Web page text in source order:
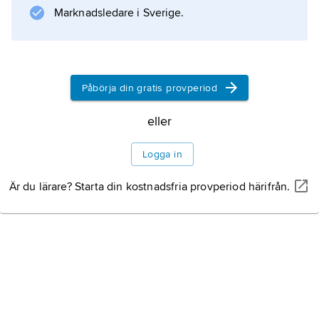
klenodband oftast var liturgiska böcker för
Information om artikeln
Marknadsledare i Sverige.
Påbörja din gratis provperiod
eller
Logga in
Är du lärare? Starta din kostnadsfria provperiod härifrån.